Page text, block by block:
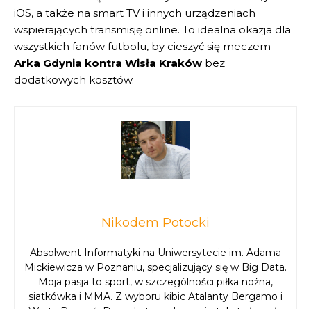
iOS, a także na smart TV i innych urządzeniach
wspierających transmisję online. To idealna okazja dla
wszystkich fanów futbolu, by cieszyć się meczem
Arka Gdynia kontra Wisła Kraków bez
dodatkowych kosztów.
Nikodem Potocki
Absolwent Informatyki na Uniwersytecie im. Adama
Mickiewicza w Poznaniu, specjalizujący się w Big Data.
Moja pasja to sport, w szczególności piłka nożna,
siatkówka i MMA. Z wyboru kibic Atalanty Bergamo i